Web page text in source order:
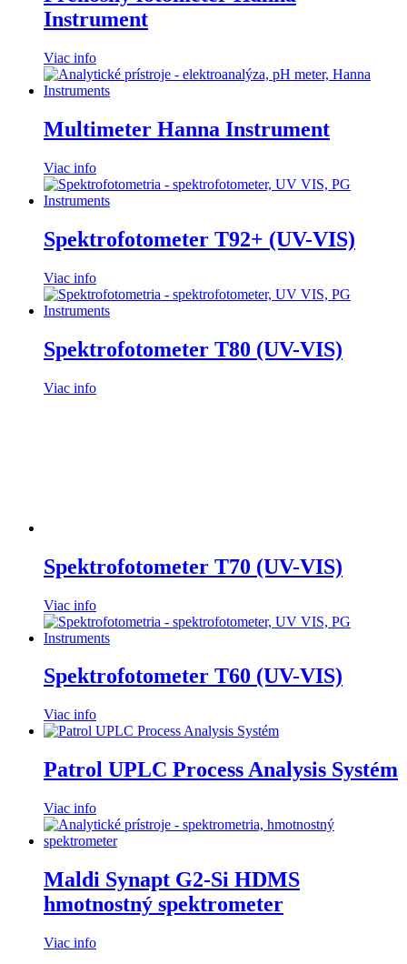
Instrument
Viac info
Multimeter Hanna Instrument
Viac info
Spektrofotometer T92+ (UV-VIS)
Viac info
Spektrofotometer T80 (UV-VIS)
Viac info
Spektrofotometer T70 (UV-VIS)
Viac info
Spektrofotometer T60 (UV-VIS)
Viac info
Patrol UPLC Process Analysis Systém
Viac info
Maldi Synapt G2-Si HDMS
hmotnostný spektrometer
Viac info